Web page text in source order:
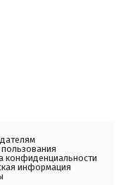
конфиденциальности
информация